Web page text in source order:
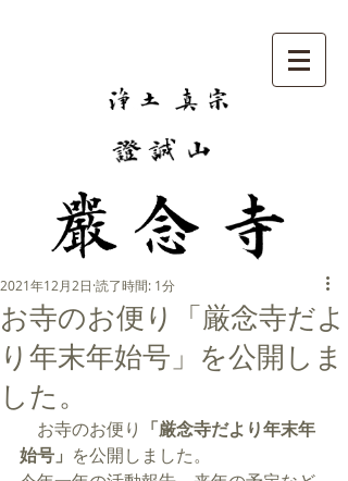
お寺のお便り「厳念寺だよ
り年末年始号」を公開しま
した。
2021年12月2日 読了時間: 1分
お寺のお便り 「厳念寺だより年末年
始号」 を公開しました。